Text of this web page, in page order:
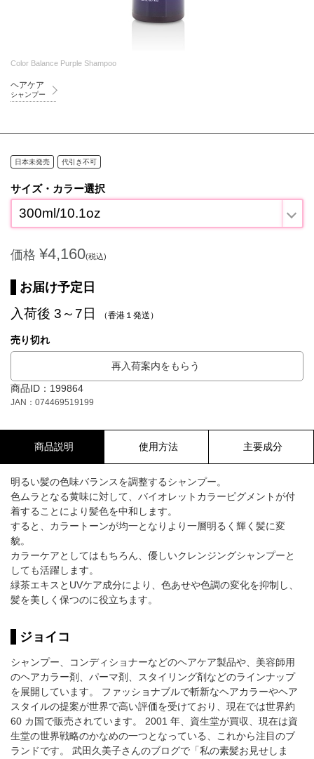
Color Balance Purple Shampoo
ヘアケア
シャンプー
日本未発売 代引き不可
サイズ・カラー選択
300ml/10.1oz
価格 ¥4,160(税込)
お届け予定日
入荷後 3～7日 （香港１発送）
売り切れ
再入荷案内をもらう
商品ID：199864
JAN：074469519199
商品説明 使用方法 主要成分
明るい髪の色味バランスを調整するシャンプー。
色ムラとなる黄味に対して、バイオレットカラーピグメントが付
着することにより髪色を中和します。
すると、カラートーンが均一となりより一層明るく輝く髪に変
貌。
カラーケアとしてはもちろん、優しいクレンジングシャンプーと
しても活躍します。
緑茶エキスとUVケア成分により、色あせや色調の変化を抑制し、
髪を美しく保つのに役立ちます。
ジョイコ
シャンプー、コンディショナーなどのヘアケア製品や、美容師用
のヘアカラー剤、パーマ剤、スタイリング剤などのラインナップ
を展開しています。 ファッショナブルで斬新なヘアカラーやヘア
スタイルの提案が世界で高い評価を受けており、現在では世界約
60 カ国で販売されています。 2001 年、資生堂が買収、現在は資
生堂の世界戦略のかなめの一つとなっている、これから注目のブ
ランドです。 武田久美子さんのブログで「私の素髪お見せしま